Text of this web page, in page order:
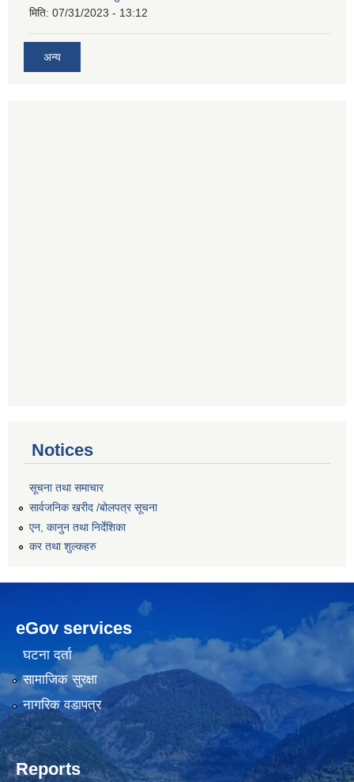
मिति: 07/31/2023 - 13:12
अन्य
Notices
सूचना तथा समाचार
सार्वजनिक खरीद /बोलपत्र सूचना
एन, कानुन तथा निर्देशिका
कर तथा शुल्कहरु
eGov services
घटना दर्ता
सामाजिक सुरक्षा
नागरिक वडापत्र
Reports